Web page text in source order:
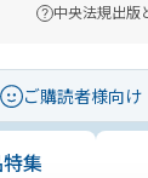
中央法規出版
ご購読者様向け
集